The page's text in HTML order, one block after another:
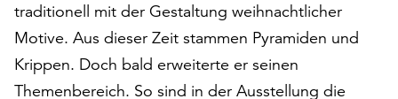
und
widerrufen.
Dafür
steht
traditionell mit der Gestaltung weihnachtlicher
Motive. Aus dieser Zeit stammen Pyramiden und
Krippen. Doch bald erweiterte er seinen
Themenbereich. So sind in der Ausstellung die